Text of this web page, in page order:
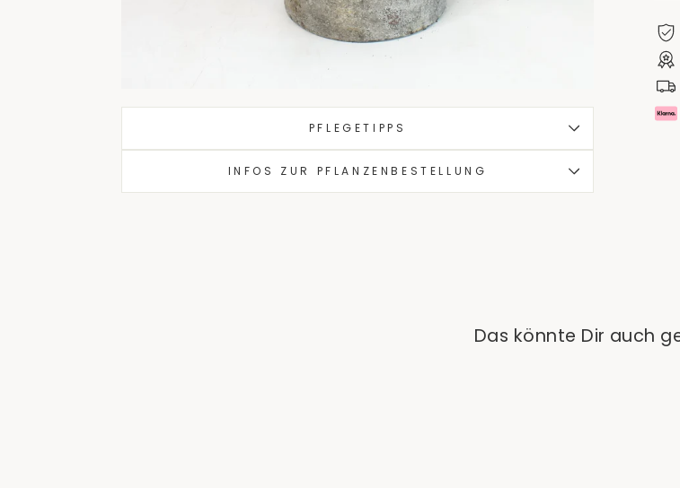
PFLEGETIPPS
INFOS ZUR PFLANZENBESTELLUNG
Das könnte Dir auch